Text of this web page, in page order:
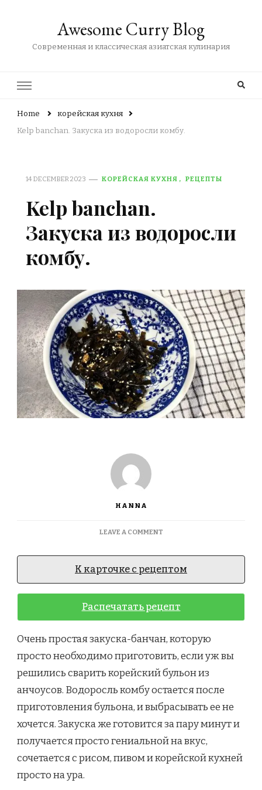
Awesome Curry Blog
Современная и классическая азиатская кулинария
Home
корейская кухня
Kelp banchan. Закуска из водоросли комбу.
14 DECEMBER 2023 КОРЕЙСКАЯ КУХНЯ РЕЦЕПТЫ
Kelp banchan.
Закуска из водоросли
комбу.
HANNA
LEAVE A COMMENTON
BANCHAN.
ИЗ
К карточке с рецептом
Распечатать рецепт
Очень простая закуска-банчан, которую
просто необходимо приготовить, если уж вы
решились сварить корейский бульон из
анчоусов. Водоросль комбу остается после
приготовления бульона, и выбрасывать ее не
хочется. Закуска же готовится за пару минут и
получается просто гениальной на вкус,
сочетается с рисом, пивом и корейской кухней
просто на ура.